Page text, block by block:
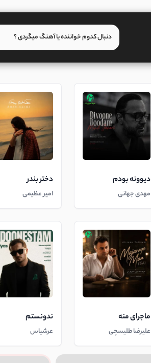
دیوونه بودم
مهدی جهانی
دختر بندر
امیر عظیمی
ماجرای منه
علیرضا طلیسچی
ندونستم
عرشیاس